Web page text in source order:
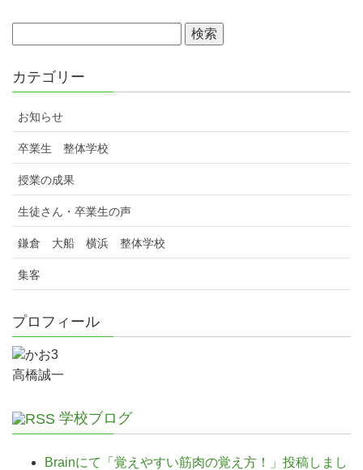
カテゴリー
お知らせ
卒業生 整体学校
授業の成果
生徒さん・卒業生の声
鎌倉 大船 横浜 整体学校
集客
プロフィール
高橋誠一
学校ブログ
Brainにて「覚えやすい筋肉の覚え方！」投稿しまし